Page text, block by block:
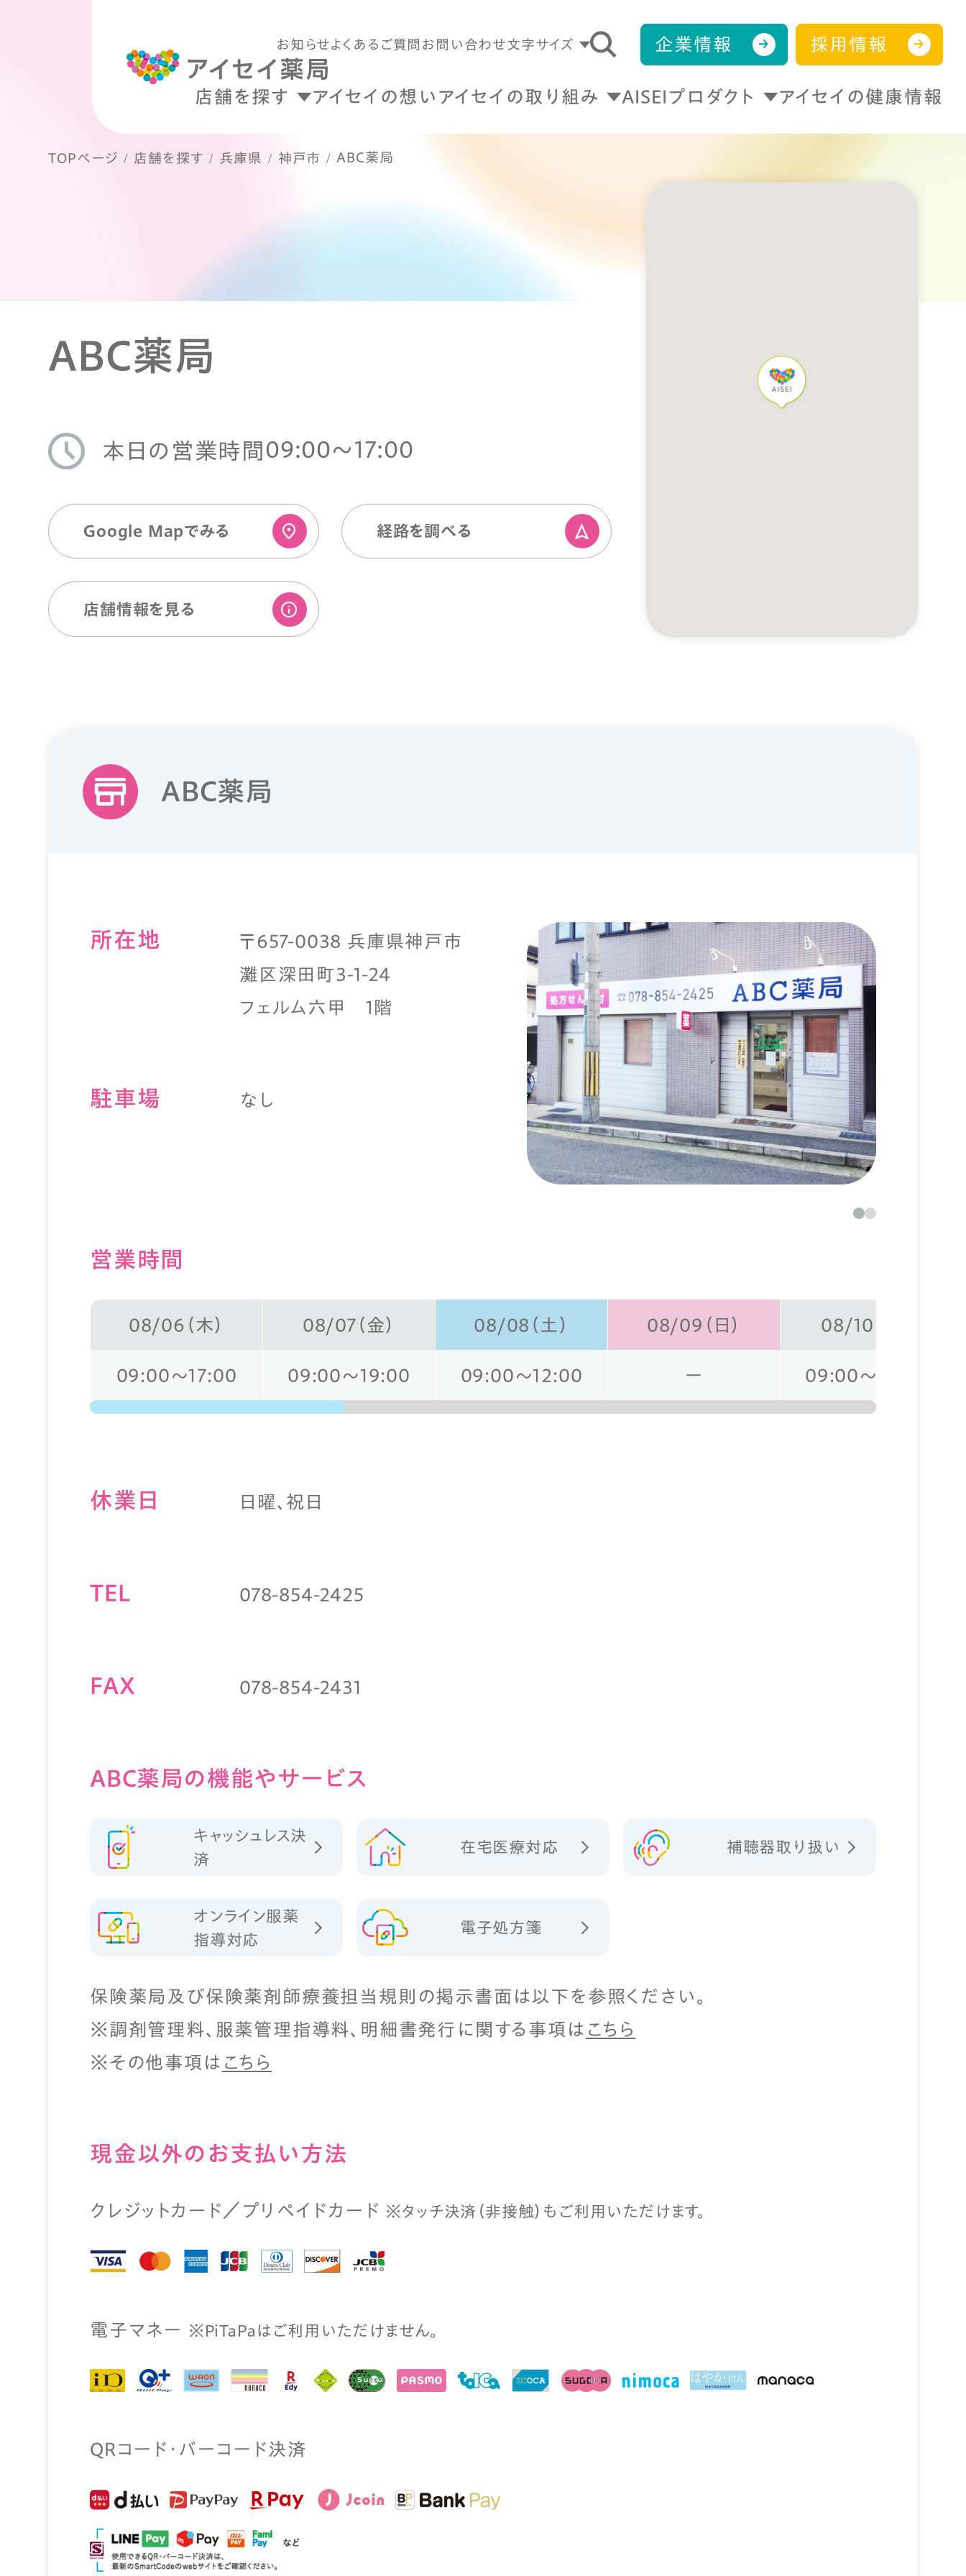
お知らせよくあるご質問 お問い合わせ文字サイズ 企業情報 採用情報
店舗を探す アイセイの想い アイセイの取り組み AISEIプロダクト アイセイの健康情報
TOPページ 店舗を探す 兵庫県 神戸市 ABC薬局
ABC薬局
本日の営業時間 09:00〜17:00
Google Mapでみる 経路を調べる
店舗情報を⾒る
ABC薬局
所在地
〒657-0038 兵庫県神戸市
灘区深田町3-1-24
フェルム六甲 1階
駐⾞場 なし
営業時間
08/06（木） 08/07（金） 08/08（土） 08/09（日） 08/10（月）
09:00～17:00 09:00～19:00 09:00～12:00 ー 09:00～19:00
休業⽇ 日曜、祝日
TEL 078-854-2425
FAX 078-854-2431
ABC薬局の機能やサービス
キャッシュレス決
済
在宅医療対応 補聴器取り扱い
オンライン服薬
指導対応
電子処方箋
保険薬局及び保険薬剤師療養担当規則の掲示書面は以下を参照ください。
※調剤管理料、服薬管理指導料、明細書発行に関する事項は こちら
※その他事項は こちら
現⾦以外のお⽀払い⽅法
クレジットカード／プリペイドカード ※タッチ決済（⾮接触）もご利⽤いただけます。
電⼦マネー ※PiTaPaはご利⽤いただけません。
QRコード・バーコード決済